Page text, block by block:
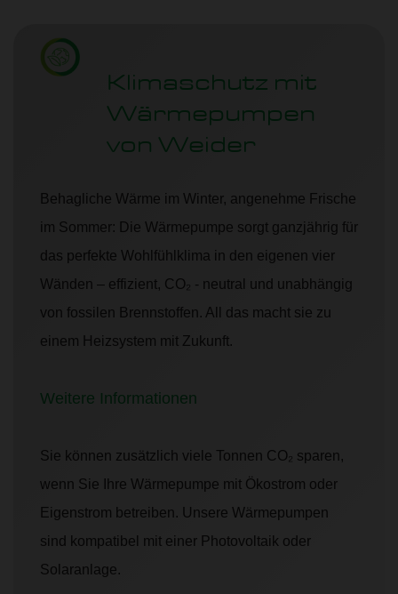
Klimaschutz mit
Wärmepumpen
von Weider
Behagliche Wärme im Winter, angenehme Frische
im Sommer: Die Wärmepumpe sorgt ganzjährig für
das perfekte Wohlfühlklima in den eigenen vier
Wänden – effizient, CO₂ - neutral und unabhängig
von fossilen Brennstoffen. All das macht sie zu
einem Heizsystem mit Zukunft.
Weitere Informationen
Sie können zusätzlich viele Tonnen CO₂ sparen,
wenn Sie Ihre Wärmepumpe mit Ökostrom oder
Eigenstrom betreiben. Unsere Wärmepumpen
sind kompatibel mit einer Photovoltaik oder
Solaranlage.